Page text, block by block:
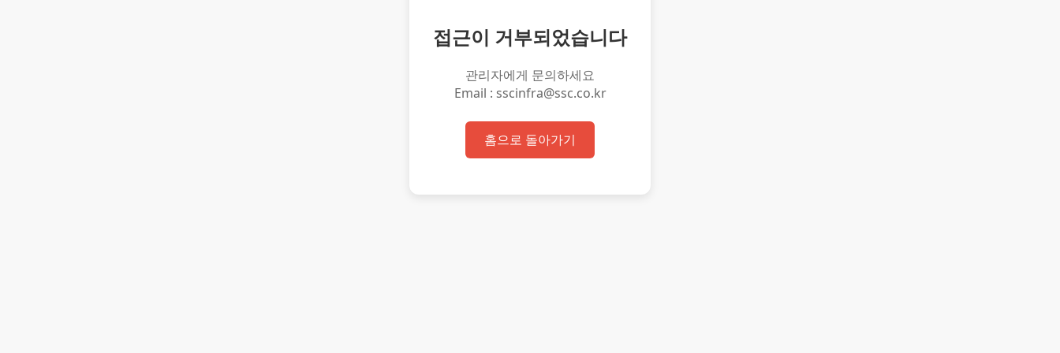
접근이 거부되었습니다
관리자에게 문의하세요
Email : sscinfra@ssc.co.kr
홈으로 돌아가기